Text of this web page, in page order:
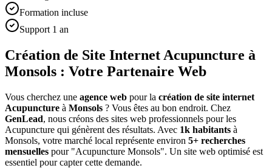
Formation incluse
Support 1 an
Création de Site Internet Acupuncture à
Monsols : Votre Partenaire Web
Vous cherchez une agence web pour la création de site internet
Acupuncture à Monsols ? Vous êtes au bon endroit. Chez
GenLead, nous créons des sites web professionnels pour les
Acupuncture qui génèrent des résultats. Avec 1k habitants à
Monsols, votre marché local représente environ 5+ recherches
mensuelles pour "Acupuncture Monsols". Un site web optimisé est
essentiel pour capter cette demande.